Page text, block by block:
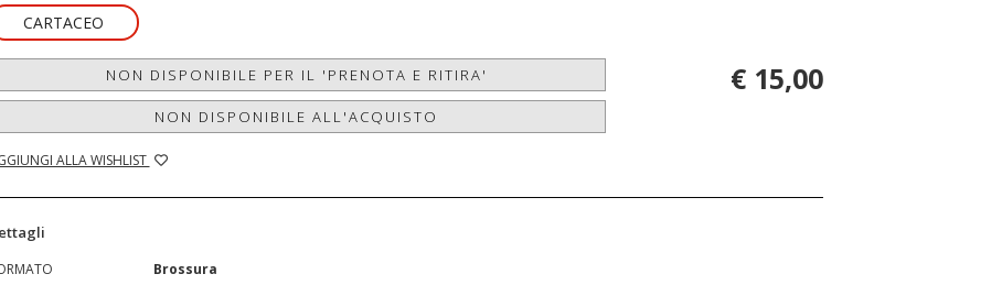
CARTACEO
NON DISPONIBILE PER IL 'PRENOTA E RITIRA'
NON DISPONIBILE ALL'ACQUISTO
ALLA WISHLIST
€ 15,00
Brossura